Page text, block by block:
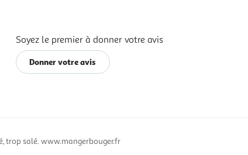
Soyez le premier à donner votre avis
Donner votre avis
trop salé. www.mangerbouger.fr